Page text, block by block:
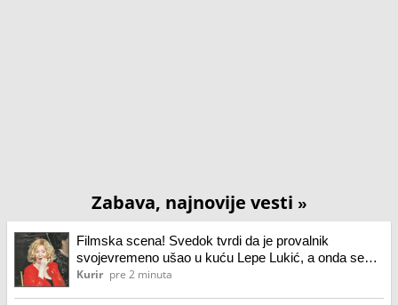
Zabava, najnovije vesti »
Filmska scena! Svedok tvrdi da je provalnik
svojevremeno ušao u kuću Lepe Lukić, a onda se
zaledio kad je pogledao u krevet
Kurir pre 2 minuta